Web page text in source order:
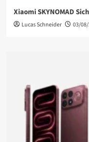
Xiaomi SKYNOMAD
Lucas Schneider 03/